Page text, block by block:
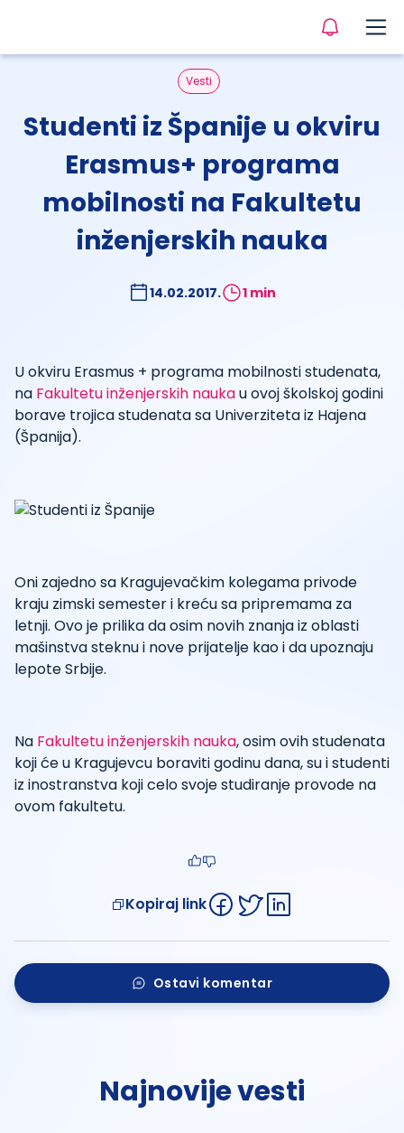
Vesti
Studenti iz Španije u okviru
Erasmus+ programa
mobilnosti na Fakultetu
inženjerskih nauka
14.02.2017. 1 min
U okviru Erasmus + programa mobilnosti studenata,
na Fakultetu inženjerskih naukau ovoj školskoj godini
borave trojica studenata sa Univerziteta iz Hajena
(Španija).
Oni zajedno sa Kragujevačkim kolegama privode
kraju zimski semester i kreću sa pripremama za
letnji. Ovo je prilika da osim novih znanja iz oblasti
mašinstva steknu i nove prijatelje kao i da upoznaju
lepote Srbije.
Na Fakultetu inženjerskih nauka, osim ovih studenata
koji će u Kragujevcu boraviti godinu dana, su i studenti
iz inostranstva koji celo svoje studiranje provode na
ovom fakultetu.
Kopiraj link
Ostavi komentar
Najnovije vesti